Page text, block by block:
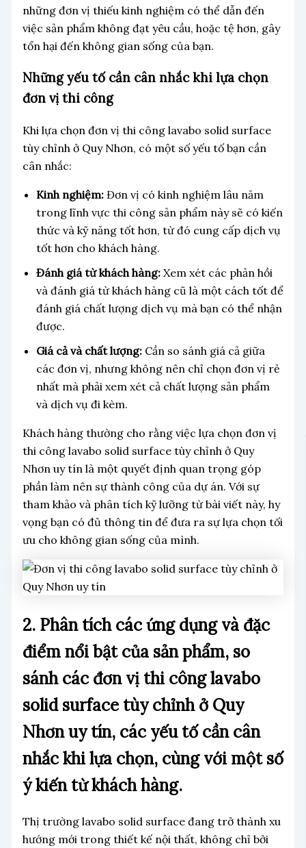
những đơn vị thiếu kinh nghiệm có thể dẫn đến
việc sản phẩm không đạt yêu cầu, hoặc tệ hơn, gây
tổn hại đến không gian sống của bạn.
Những yếu tố cần cân nhắc khi lựa chọn
đơn vị thi công
Khi lựa chọn đơn vị thi công lavabo solid surface
tùy chỉnh ở Quy Nhơn, có một số yếu tố bạn cần
cân nhắc:
Kinh nghiệm: Đơn vị có kinh nghiệm lâu năm
trong lĩnh vực thi công sản phẩm này sẽ có kiến
thức và kỹ năng tốt hơn, từ đó cung cấp dịch vụ
tốt hơn cho khách hàng.
Đánh giá từ khách hàng: Xem xét các phản hồi
và đánh giá từ khách hàng cũ là một cách tốt để
đánh giá chất lượng dịch vụ mà bạn có thể nhận
được.
Giá cả và chất lượng: Cần so sánh giá cả giữa
các đơn vị, nhưng không nên chỉ chọn đơn vị rẻ
nhất mà phải xem xét cả chất lượng sản phẩm
và dịch vụ đi kèm.
Khách hàng thường cho rằng việc lựa chọn đơn vị
thi công lavabo solid surface tùy chỉnh ở Quy
Nhơn uy tín là một quyết định quan trọng góp
phần làm nên sự thành công của dự án. Với sự
tham khảo và phân tích kỹ lưỡng từ bài viết này, hy
vọng bạn có đủ thông tin để đưa ra sự lựa chọn tối
ưu cho không gian sống của mình.
2. Phân tích các ứng dụng và đặc
điểm nổi bật của sản phẩm, so
sánh các đơn vị thi công lavabo
solid surface tùy chỉnh ở Quy
Nhơn uy tín, các yếu tố cần cân
nhắc khi lựa chọn, cùng với một số
ý kiến từ khách hàng.
Thị trường lavabo solid surface đang trở thành xu
hướng mới trong thiết kế nội thất, không chỉ bởi